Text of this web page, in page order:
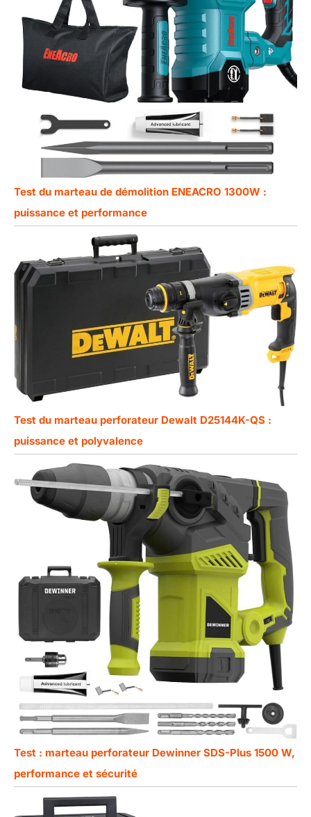
Test du marteau de démolition ENEACRO 1300W :
puissance et performance
Test du marteau perforateur Dewalt D25144K-QS :
puissance et polyvalence
Test : marteau perforateur Dewinner SDS-Plus 1500 W,
performance et sécurité